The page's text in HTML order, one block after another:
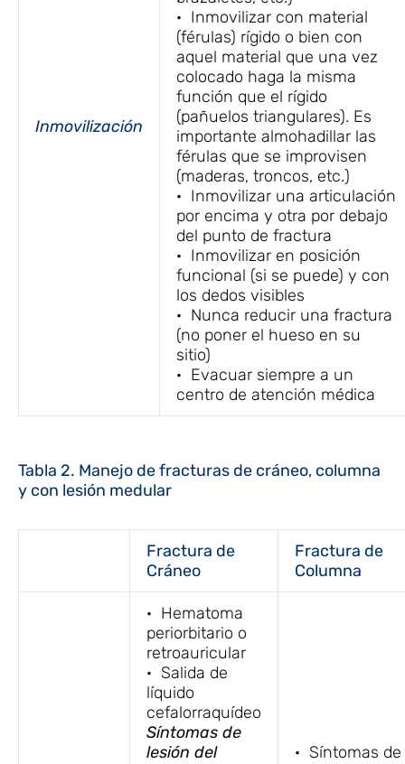
Inmovilización
· Inmovilizar con material
(férulas) rígido o bien con
aquel material que una vez
colocado haga la misma
función que el rígido
(pañuelos triangulares). Es
importante almohadillar las
férulas que se improvisen
(maderas, troncos, etc.)
· Inmovilizar una articulación
por encima y otra por debajo
del punto de fractura
· Inmovilizar en posición
funcional (si se puede) y con
los dedos visibles
· Nunca reducir una fractura
(no poner el hueso en su
sitio)
· Evacuar siempre a un
centro de atención médica
Tabla 2. Manejo de fracturas de cráneo, columna
y con lesión medular
Fractura de
Cráneo
Fractura de
Columna
· Hematoma
periorbitario o
retroauricular
· Salida de
líquido
cefalorraquídeo
Síntomas de
lesión del
· Síntomas de